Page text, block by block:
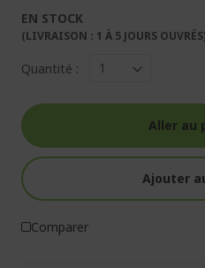
EN STOCK
(LIVRAISON : 1 À 5 JOURS
Quantité :
Aller au
Ajouter
Comparer